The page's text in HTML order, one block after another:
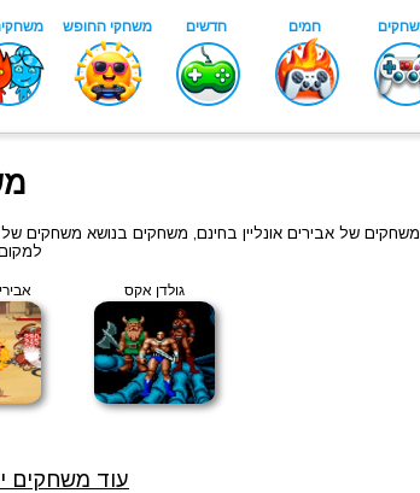
משחקים של אבירים אונליין בחינם, משחקים בנושא משחקים
גולדן אקס
עוד משחקים